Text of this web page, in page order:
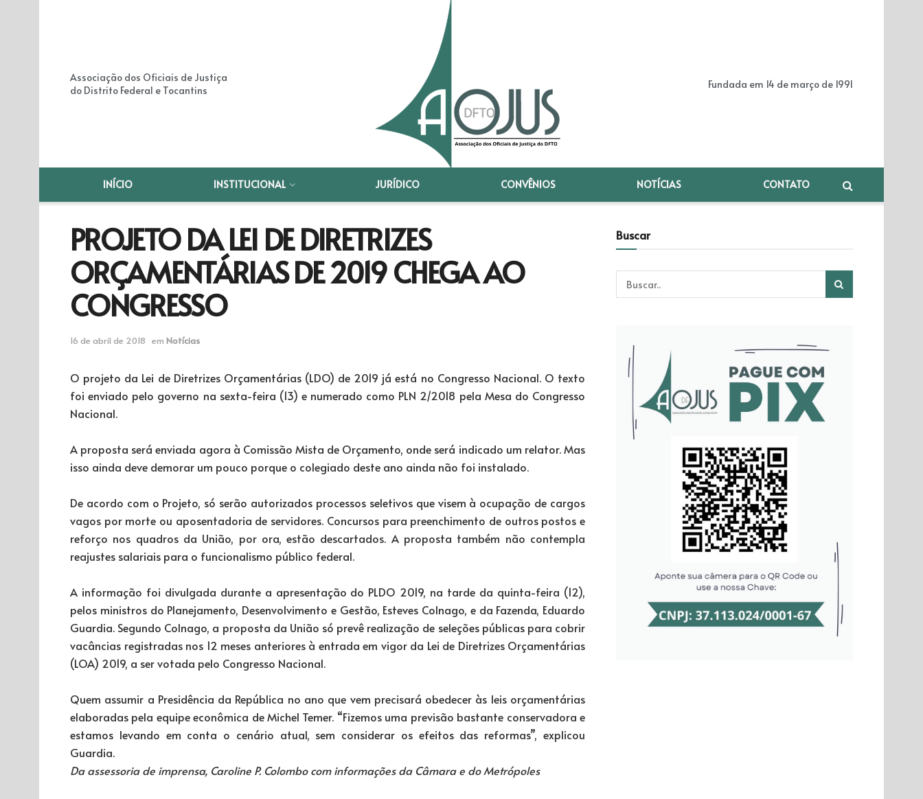
Associação dos Oficiais de Justiça
do Distrito Federal e Tocantins
Fundada em 14 de março de 1991
INÍCIO INSTITUCIONAL JURÍDICO CONVÊNIOS NOTÍCIAS CONTATO
PROJETO DA LEI DE DIRETRIZES
ORÇAMENTÁRIAS DE 2019 CHEGA AO
CONGRESSO
16 de abril de 2018 em Notícias
O projeto da Lei de Diretrizes Orçamentárias (LDO) de 2019 já está no Congresso Nacional. O texto
foi enviado pelo governo na sexta-feira (13) e numerado como PLN 2/2018 pela Mesa do Congresso
Nacional.
A proposta será enviada agora à Comissão Mista de Orçamento, onde será indicado um relator. Mas
isso ainda deve demorar um pouco porque o colegiado deste ano ainda não foi instalado.
De acordo com o Projeto, só serão autorizados processos seletivos que visem à ocupação de cargos
vagos por morte ou aposentadoria de servidores. Concursos para preenchimento de outros postos e
reforço nos quadros da União, por ora, estão descartados. A proposta também não contempla
reajustes salariais para o funcionalismo público federal.
A informação foi divulgada durante a apresentação do PLDO 2019, na tarde da quinta-feira (12),
pelos ministros do Planejamento, Desenvolvimento e Gestão, Esteves Colnago, e da Fazenda, Eduardo
Guardia. Segundo Colnago, a proposta da União só prevê realização de seleções públicas para cobrir
vacâncias registradas nos 12 meses anteriores à entrada em vigor da Lei de Diretrizes Orçamentárias
(LOA) 2019, a ser votada pelo Congresso Nacional.
Quem assumir a Presidência da República no ano que vem precisará obedecer às leis orçamentárias
elaboradas pela equipe econômica de Michel Temer. “Fizemos uma previsão bastante conservadora e
estamos levando em conta o cenário atual, sem considerar os efeitos das reformas”, explicou
Guardia.
Da assessoria de imprensa, Caroline P. Colombo com informações da Câmara e do Metrópoles
Buscar